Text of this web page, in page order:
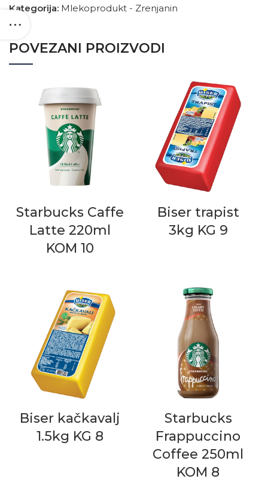
Kategorija: Mlekoprodukt - Zrenjanin
POVEZANI PROIZVODI
Starbucks Caffe
Latte 220ml
KOM 10
Biser trapist
3kg KG 9
Biser kačkavalj
1.5kg KG 8
Starbucks
Frappuccino
Coffee 250ml
KOM 8